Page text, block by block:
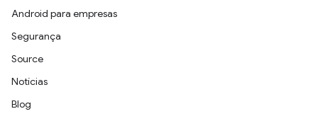
Android para empresas
Segurança
Source
Notícias
Blog